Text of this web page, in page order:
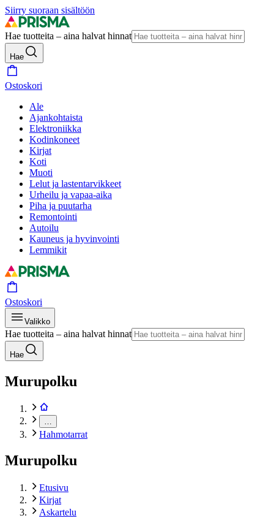
Siirry suoraan sisältöön
Hae tuotteita – aina halvat hinnat
Hae
Ostoskori
Ale
Ajankohtaista
Elektroniikka
Kodinkoneet
Kirjat
Koti
Muoti
Lelut ja lastentarvikkeet
Urheilu ja vapaa-aika
Piha ja puutarha
Remontointi
Autoilu
Kauneus ja hyvinvointi
Lemmikit
Ostoskori
Valikko
Hae tuotteita – aina halvat hinnat
Hae
Murupolku
Hahmotarrat
Murupolku
Etusivu
Kirjat
Askartelu